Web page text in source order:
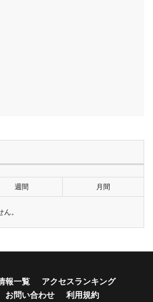
週間 月間
。
報一覧
アクセスランキング
お問い合わせ 利用規約